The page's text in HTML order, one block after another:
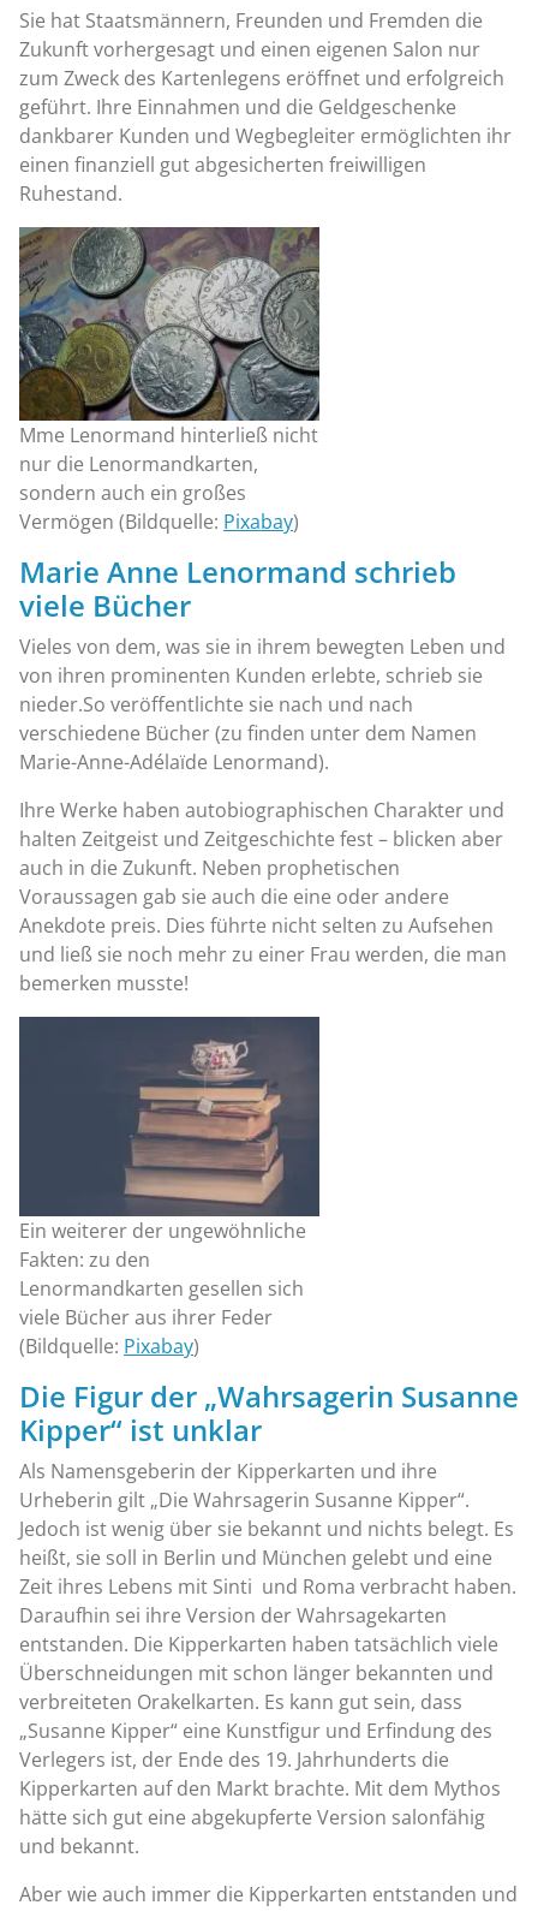
Sie hat Staatsmännern, Freunden und Fremden die
Zukunft vorhergesagt und einen eigenen Salon nur
zum Zweck des Kartenlegens eröffnet und erfolgreich
geführt. Ihre Einnahmen und die Geldgeschenke
dankbarer Kunden und Wegbegleiter ermöglichten ihr
einen finanziell gut abgesicherten freiwilligen
Ruhestand.
Mme Lenormand hinterließ nicht
nur die Lenormandkarten,
sondern auch ein großes
Vermögen (Bildquelle: Pixabay)
Marie Anne Lenormand schrieb
viele Bücher
Vieles von dem, was sie in ihrem bewegten Leben und
von ihren prominenten Kunden erlebte, schrieb sie
nieder.So veröffentlichte sie nach und nach
verschiedene Bücher (zu finden unter dem Namen
Marie-Anne-Adélaïde Lenormand).
Ihre Werke haben autobiographischen Charakter und
halten Zeitgeist und Zeitgeschichte fest – blicken aber
auch in die Zukunft. Neben prophetischen
Voraussagen gab sie auch die eine oder andere
Anekdote preis. Dies führte nicht selten zu Aufsehen
und ließ sie noch mehr zu einer Frau werden, die man
bemerken musste!
Ein weiterer der ungewöhnliche
Fakten: zu den
Lenormandkarten gesellen sich
viele Bücher aus ihrer Feder
(Bildquelle: Pixabay)
Die Figur der „Wahrsagerin Susanne
Kipper“ ist unklar
Als Namensgeberin der Kipperkarten und ihre
Urheberin gilt „Die Wahrsagerin Susanne Kipper“.
Jedoch ist wenig über sie bekannt und nichts belegt. Es
heißt, sie soll in Berlin und München gelebt und eine
Zeit ihres Lebens mit Sinti und Roma verbracht haben.
Daraufhin sei ihre Version der Wahrsagekarten
entstanden. Die Kipperkarten haben tatsächlich viele
Überschneidungen mit schon länger bekannten und
verbreiteten Orakelkarten. Es kann gut sein, dass
„Susanne Kipper“ eine Kunstfigur und Erfindung des
Verlegers ist, der Ende des 19. Jahrhunderts die
Kipperkarten auf den Markt brachte. Mit dem Mythos
hätte sich gut eine abgekupferte Version salonfähig
und bekannt.
Aber wie auch immer die Kipperkarten entstanden und